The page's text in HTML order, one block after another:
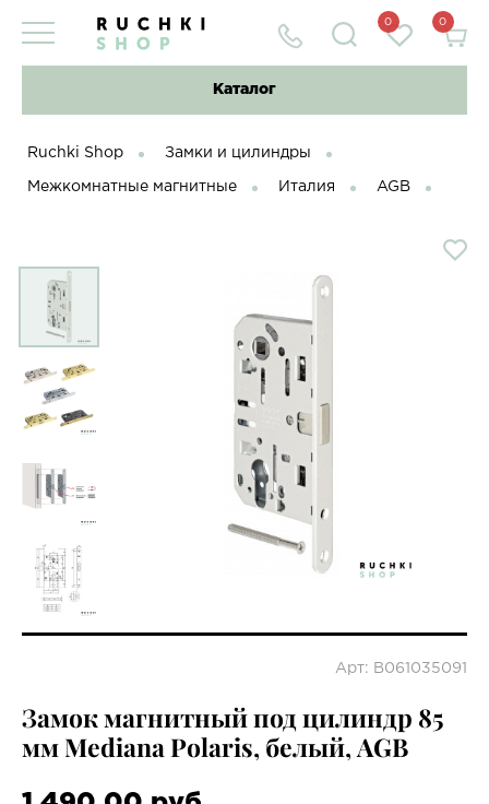
0 0
Каталог
Ruchki Shop Замки и цилиндры
Межкомнатные магнитные Италия AGB
Арт: B061035091
Замок магнитный под цилиндр 85
мм Mediana Polaris, белый, AGB